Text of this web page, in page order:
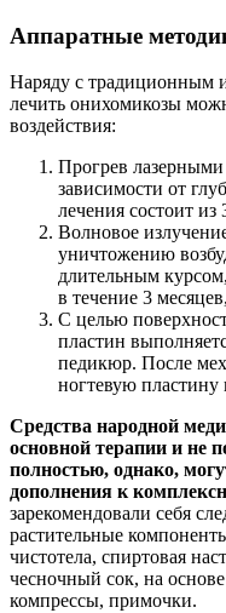
Аппаратные
Наряду с традиционным
лечить онихомикозы
воздействия:
Прогрев
зависимости от
лечения состоит из
Волновое
уничтожению
длительным
в течение 3 месяцев,
С целью
пластин
педикюр. После
ногтевую пластину
Средства народной
основной терапии и не
полностью, однако,
дополнения к
зарекомендовали себя
растительные
чистотела, спиртовая
чесночный сок, на
компрессы, примочки.